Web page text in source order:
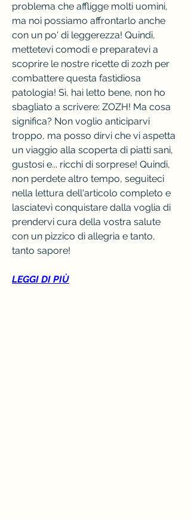
problema che affligge molti uomini,
ma noi possiamo affrontarlo anche
con un po' di leggerezza! Quindi,
mettetevi comodi e preparatevi a
scoprire le nostre ricette di zozh per
combattere questa fastidiosa
patologia! Sì, hai letto bene, non ho
sbagliato a scrivere: ZOZH! Ma cosa
significa? Non voglio anticiparvi
troppo, ma posso dirvi che vi aspetta
un viaggio alla scoperta di piatti sani,
gustosi e... ricchi di sorprese! Quindi,
non perdete altro tempo, seguiteci
nella lettura dell'articolo completo e
lasciatevi conquistare dalla voglia di
prendervi cura della vostra salute
con un pizzico di allegria e tanto,
tanto sapore!
LEGGI DI PIÙ